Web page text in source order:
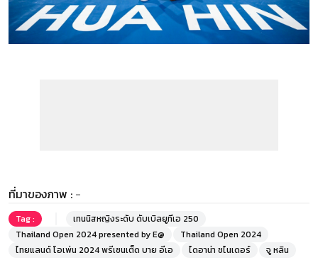
ที่มาของภาพ : -
Tag :
เทนนิสหญิงระดับ ดับเบิลยูทีเอ 250
Thailand Open 2024 presented by E@
Thailand Open 2024
ไทยแลนด์ โอเพ่น 2024 พรีเซนเต็ด บาย อีเอ
ไดอาน่า ชไนเดอร์ จู หลิน